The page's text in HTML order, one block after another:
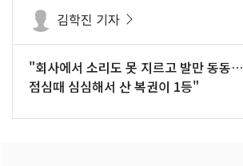
김학진 기자
"회사에서 소리도 못 지르고 발만 동동…
점심때 심심해서 산 복권이 1등"